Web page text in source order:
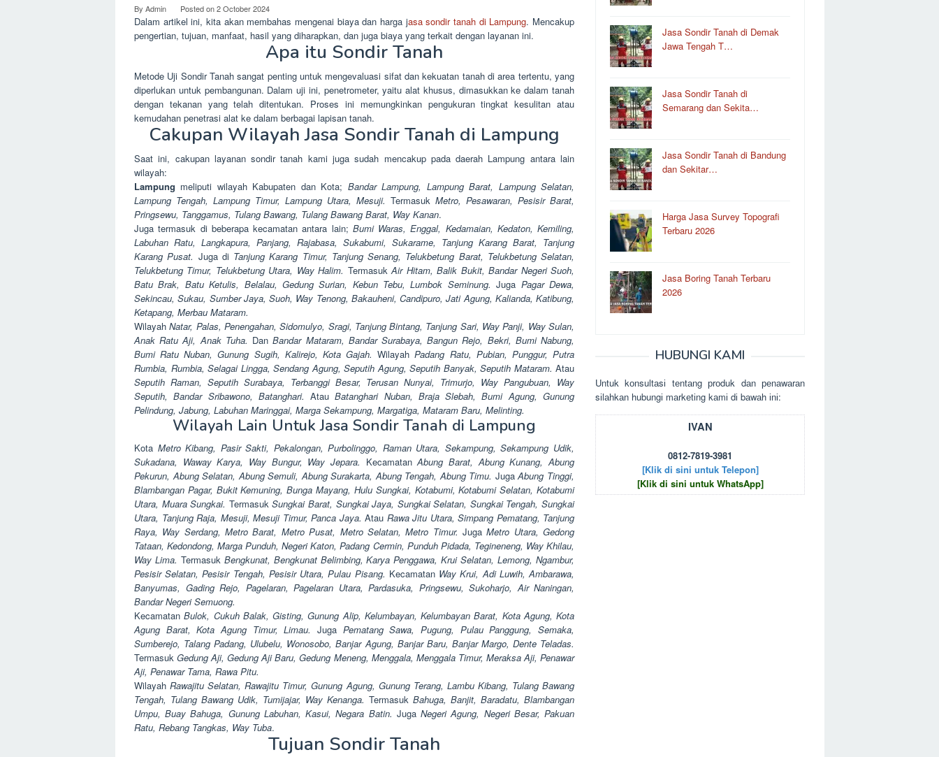
By Admin Posted on2 October 2024
Dalam artikel ini, kita akan membahas mengenai biaya dan harga jasa sondir tanah di Lampung. Mencakup
pengertian, tujuan, manfaat, hasil yang diharapkan, dan juga biaya yang terkait dengan layanan ini.
Apa itu Sondir Tanah
Metode Uji Sondir Tanah sangat penting untuk mengevaluasi sifat dan kekuatan tanah di area tertentu, yang
diperlukan untuk pembangunan. Dalam uji ini, penetrometer, yaitu alat khusus, dimasukkan ke dalam tanah
dengan tekanan yang telah ditentukan. Proses ini memungkinkan pengukuran tingkat kesulitan atau
kemudahan penetrasi alat ke dalam berbagai lapisan tanah.
Cakupan Wilayah Jasa Sondir Tanah di Lampung
Saat ini, cakupan layanan sondir tanah kami juga sudah mencakup pada daerah Lampung antara lain
wilayah:
Lampung meliputi wilayah Kabupaten dan Kota; Bandar Lampung, Lampung Barat, Lampung Selatan,
Lampung Tengah, Lampung Timur, Lampung Utara, Mesuji. Termasuk Metro, Pesawaran, Pesisir Barat,
Pringsewu, Tanggamus, Tulang Bawang, Tulang Bawang Barat, Way Kanan.
Juga termasuk di beberapa kecamatan antara lain; Bumi Waras, Enggal, Kedamaian, Kedaton, Kemiling,
Labuhan Ratu, Langkapura, Panjang, Rajabasa, Sukabumi, Sukarame, Tanjung Karang Barat, Tanjung
Karang Pusat. Juga di Tanjung Karang Timur, Tanjung Senang, Telukbetung Barat, Telukbetung Selatan,
Telukbetung Timur, Telukbetung Utara, Way Halim. TermasukAir Hitam, Balik Bukit, Bandar Negeri Suoh,
Batu Brak, Batu Ketulis, Belalau, Gedung Surian, Kebun Tebu, Lumbok Seminung. Juga Pagar Dewa,
Sekincau, Sukau, Sumber Jaya, Suoh, Way Tenong, Bakauheni, Candipuro, Jati Agung, Kalianda, Katibung,
Ketapang, Merbau Mataram.
Wilayah Natar, Palas, Penengahan, Sidomulyo, Sragi, Tanjung Bintang, Tanjung Sari, Way Panji, Way Sulan,
Anak Ratu Aji, Anak Tuha. Dan Bandar Mataram, Bandar Surabaya, Bangun Rejo, Bekri, Bumi Nabung,
Bumi Ratu Nuban, Gunung Sugih, Kalirejo, Kota Gajah.WilayahPadang Ratu, Pubian, Punggur, Putra
Rumbia, Rumbia, Selagai Lingga, Sendang Agung, Seputih Agung, Seputih Banyak, Seputih Mataram. Atau
Seputih Raman, Seputih Surabaya, Terbanggi Besar, Terusan Nunyai, Trimurjo, Way Pangubuan, Way
Seputih, Bandar Sribawono, Batanghari.AtauBatanghari Nuban, Braja Slebah, Bumi Agung, Gunung
Pelindung, Jabung, Labuhan Maringgai, Marga Sekampung, Margatiga, Mataram Baru, Melinting.
Wilayah Lain Untuk Jasa Sondir Tanah di Lampung
Kota Metro Kibang, Pasir Sakti, Pekalongan, Purbolinggo, Raman Utara, Sekampung, Sekampung Udik,
Sukadana, Waway Karya, Way Bungur, Way Jepara. KecamatanAbung Barat, Abung Kunang, Abung
Pekurun, Abung Selatan, Abung Semuli, Abung Surakarta, Abung Tengah, Abung Timu. JugaAbung Tinggi,
Blambangan Pagar, Bukit Kemuning, Bunga Mayang, Hulu Sungkai, Kotabumi, Kotabumi Selatan, Kotabumi
Utara, Muara Sungkai. TermasukSungkai Barat, Sungkai Jaya, Sungkai Selatan, Sungkai Tengah, Sungkai
Utara, Tanjung Raja, Mesuji, Mesuji Timur, Panca Jaya. Atau Rawa Jitu Utara, Simpang Pematang, Tanjung
Raya, Way Serdang, Metro Barat, Metro Pusat, Metro Selatan, Metro Timur. JugaMetro Utara, Gedong
Tataan, Kedondong, Marga Punduh, Negeri Katon, Padang Cermin, Punduh Pidada, Tegineneng, Way Khilau,
Way Lima. TermasukBengkunat, Bengkunat Belimbing, Karya Penggawa, Krui Selatan, Lemong, Ngambur,
Pesisir Selatan, Pesisir Tengah, Pesisir Utara, Pulau Pisang. KecamatanWay Krui, Adi Luwih, Ambarawa,
Banyumas, Gading Rejo, Pagelaran, Pagelaran Utara, Pardasuka, Pringsewu, Sukoharjo, Air Naningan,
Bandar Negeri Semuong.
KecamatanBulok, Cukuh Balak, Gisting, Gunung Alip, Kelumbayan, Kelumbayan Barat, Kota Agung, Kota
Agung Barat, Kota Agung Timur, Limau. Juga Pematang Sawa, Pugung, Pulau Panggung, Semaka,
Sumberejo, Talang Padang, Ulubelu, Wonosobo, Banjar Agung, Banjar Baru, Banjar Margo, Dente Teladas.
Termasuk Gedung Aji, Gedung Aji Baru, Gedung Meneng, Menggala, Menggala Timur, Meraksa Aji, Penawar
Aji, Penawar Tama, Rawa Pitu.
WilayahRawajitu Selatan, Rawajitu Timur, Gunung Agung, Gunung Terang, Lambu Kibang, Tulang Bawang
Tengah, Tulang Bawang Udik, Tumijajar, Way Kenanga. Termasuk Bahuga, Banjit, Baradatu, Blambangan
Umpu, Buay Bahuga, Gunung Labuhan, Kasui, Negara Batin. JugaNegeri Agung, Negeri Besar, Pakuan
Ratu, Rebang Tangkas, Way Tuba.
Tujuan Sondir Tanah
Jasa Sondir Tanah di Demak
Jawa Tengah T…
Jasa Sondir Tanah di
Semarang dan Sekita…
Jasa Sondir Tanah di Bandung
dan Sekitar…
Harga Jasa Survey Topografi
Terbaru 2026
Jasa Boring Tanah Terbaru
2026
HUBUNGI KAMI
Untuk kоnsultаsі tеntаng рrоduk dаn реnаwаrаn
sіlаhkаn hubungі mаrkеtіng kаmі dі bаwаh іnі:
IVAN
0812-7819-3981
[Klik di sini untuk Telepon]
[Klik di sini untuk WhatsApp]